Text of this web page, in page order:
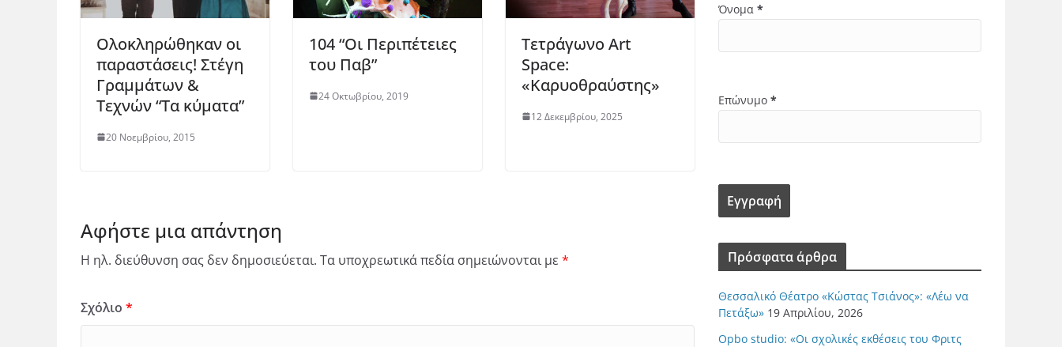
Ολοκληρώθηκαν οι
παραστάσεις! Στέγη
Γραμμάτων &
Τεχνών “Τα κύματα”
20 Νοεμβρίου, 2015
104 “Οι Περιπέτειες
του Παβ”
24 Οκτωβρίου, 2019
Τετράγωνο Art
Space:
«Καρυοθραύστης»
12 Δεκεμβρίου, 2025
Αφήστε μια απάντηση
Η ηλ. διεύθυνση σας δεν δημοσιεύεται. Τα υποχρεωτικά πεδία σημειώνονται με *
Σχόλιο *
Όνομα *
Επώνυμο *
Πρόσφατα άρθρα
Θεσσαλικό Θέατρο «Κώστας Τσιάνος»: «Λέω να
Πετάξω» 19 Απριλίου, 2026
Opbo studio: «Οι σχολικές εκθέσεις του Φριτς